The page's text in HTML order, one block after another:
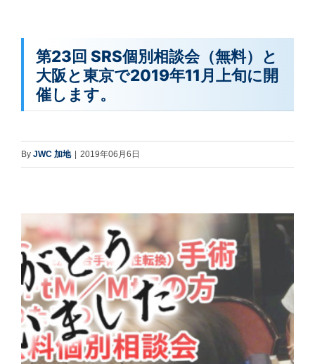
第23回 SRS個別相談会（無料）と
大阪と東京で2019年11月上旬に開
催します。
By JWC 加地 2019年06月6日